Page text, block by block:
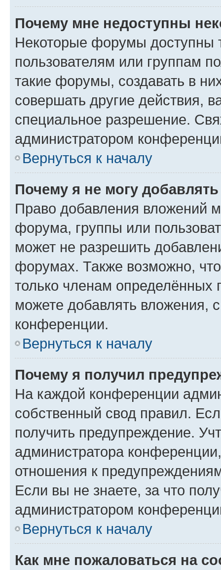
Почему мне недоступны
Некоторые форумы доступны
пользователям или группам
такие форумы, создавать в
совершать другие действия,
специальное разрешение.
администратором
Вернуться к началу
Почему я не могу
Право добавления вложений
форума, группы или
может не разрешить
форумах. Также возможно,
только членам определённых
можете добавлять вложения,
конференции.
Вернуться к началу
Почему я получил
На каждой конференции
собственный свод правил.
получить предупреждение.
администратора
отношения к
Если вы не знаете, за что
администратором
Вернуться к началу
Как мне пожаловаться на